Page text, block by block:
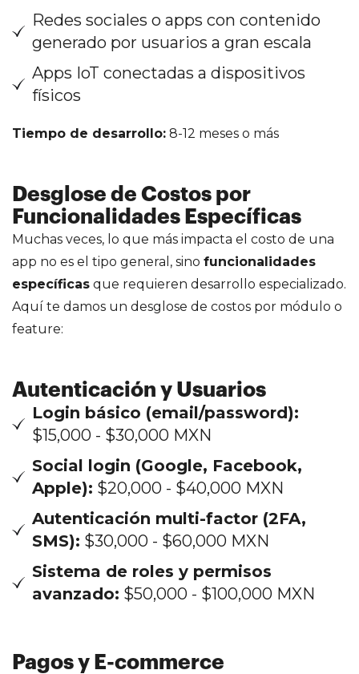
Redes sociales o apps con contenido
generado por usuarios a gran escala
Apps IoT conectadas a dispositivos
físicos
Tiempo de desarrollo: 8-12 meses o más
Desglose de Costos por
Funcionalidades Específicas
Muchas veces, lo que más impacta el costo de una
app no es el tipo general, sino funcionalidades
específicas que requieren desarrollo especializado.
Aquí te damos un desglose de costos por módulo o
feature:
Autenticación y Usuarios
Login básico (email/password):
$15,000 - $30,000 MXN
Social login (Google, Facebook,
Apple): $20,000 - $40,000 MXN
Autenticación multi-factor (2FA,
SMS): $30,000 - $60,000 MXN
Sistema de roles y permisos
avanzado: $50,000 - $100,000 MXN
Pagos y E-commerce